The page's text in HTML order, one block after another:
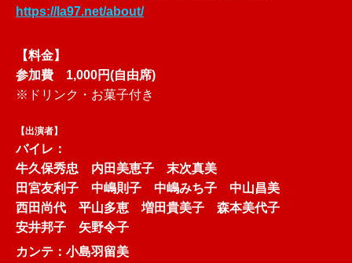
https://la97.net/about/
【料金】
参加費 1,000円(自由席)
※ドリンク・お菓子付き
【出演者】
バイレ：
牛久保秀忠 内田美恵子 末次真美
田宮友利子 中嶋則子 中嶋みち子 中山昌美
西田尚代 平山多恵 増田貴美子 森本美代子
安井邦子 矢野令子
カンテ：小島羽留美